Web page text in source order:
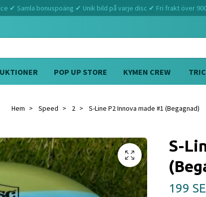
✔ Samla bonuspoäng ✔ Unik bild på varje disc ✔ Fri frakt över
POP UP STORE KYMEN CREW
Hem Speed 2 S-Line P2 Innova made #1 (Begagnad)
S-
199